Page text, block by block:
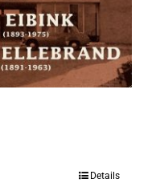
Details